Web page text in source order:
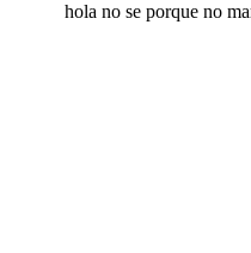
hola no se porque no